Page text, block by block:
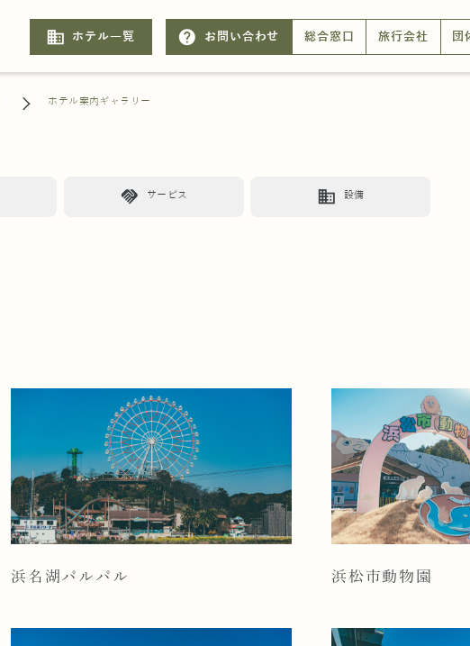
business ホテル一覧 help お問い合わせ 総合窓口 旅行会社 団
ホテル案内ギャラリー
handshake サービス business 設備
浜名湖パルパル 浜松市動物園